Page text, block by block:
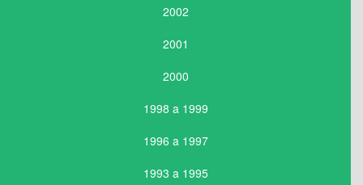
2002
2001
2000
1998 a 1999
1996 a 1997
1993 a 1995